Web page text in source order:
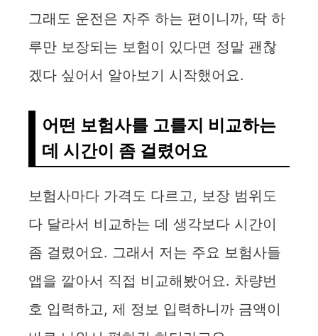
그래도 운전은 자주 하는 편이니까, 딱 하
루만 보장되는 보험이 있다면 정말 괜찮
겠다 싶어서 알아보기 시작했어요.
어떤 보험사를 고를지 비교하는
데 시간이 좀 걸렸어요
보험사마다 가격도 다르고, 보장 범위도
다 달라서 비교하는 데 생각보다 시간이
좀 걸렸어요. 그래서 저는 주요 보험사들
앱을 깔아서 직접 비교해봤어요. 차량번
호 입력하고, 제 정보 입력하니까 금액이